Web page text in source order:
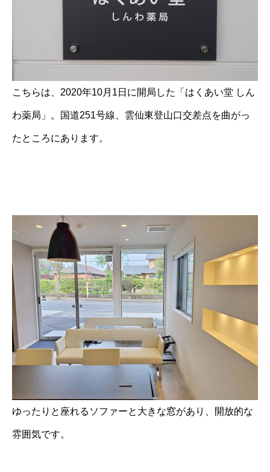
こちらは、2020年10月1日に開局した「はくあい堂 しん
わ薬局」。国道251号線、雲仙東登山口交差点を曲がっ
たところにあります。
ゆったりと座れるソファーと大きな窓があり、開放的な
雰囲気です。